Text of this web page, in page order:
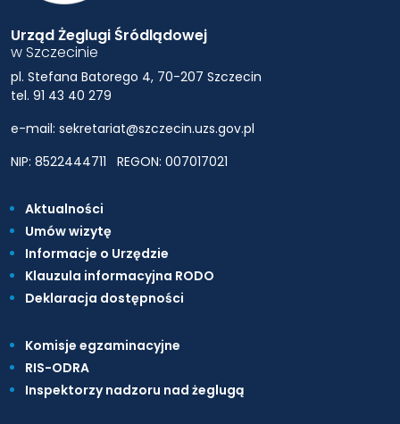
Urząd Żeglugi Śródlądowej
w Szczecinie
pl. Stefana Batorego 4, 70-207 Szczecin
tel. 91 43 40 279
e-mail: sekretariat@szczecin.uzs.gov.pl
NIP: 8522444711
REGON: 007017021
Aktualności
Umów wizytę
Informacje o Urzędzie
Klauzula informacyjna RODO
Deklaracja dostępności
Komisje egzaminacyjne
RIS-ODRA
Inspektorzy nadzoru nad żeglugą